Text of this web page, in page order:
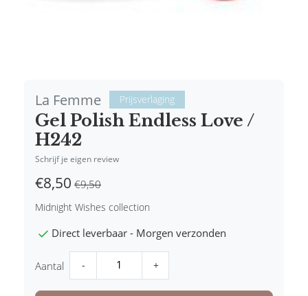
La Femme Prijsverlaging
Gel Polish Endless Love /
H242
Schrijf je eigen review
€8,50 €9,50
Midnight Wishes collection
Direct leverbaar - Morgen verzonden
Aantal - +